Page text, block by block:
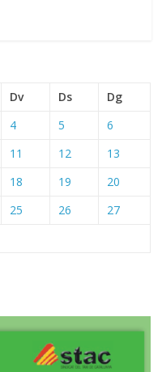
Dv Ds
Dg
4 5
6
11 12
13
18 19
20
25 26
27